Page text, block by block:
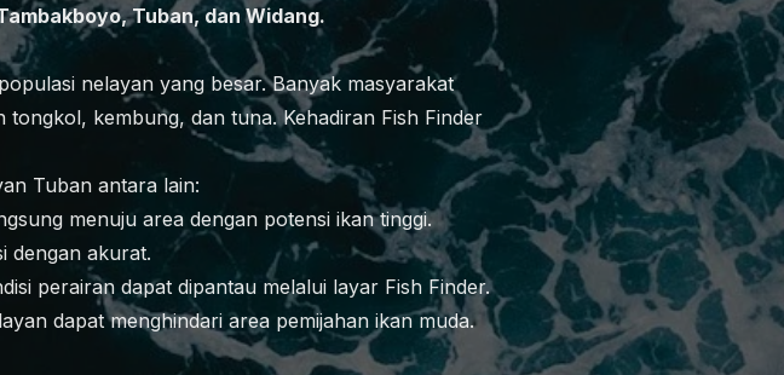
Tuban, dan Widang.
nelayan yang besar. Banyak masyarakat
kembung, dan tuna. Kehadiran Fish Finder
Tuban antara lain:
menuju area dengan potensi ikan tinggi.
dengan akurat.
perairan dapat dipantau melalui layar Fish Finder.
dapat menghindari area pemijahan ikan muda.